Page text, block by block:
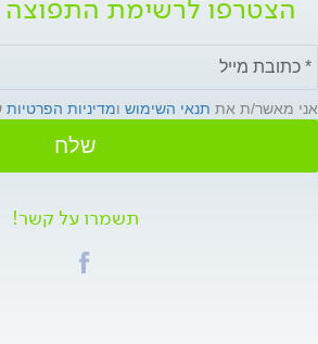
הצטרפו לרשימת התפוצה
אני מאשר/ת את תנאי השימוש ומדיניות הפרטיות
שלח
תשמרו על קשר!